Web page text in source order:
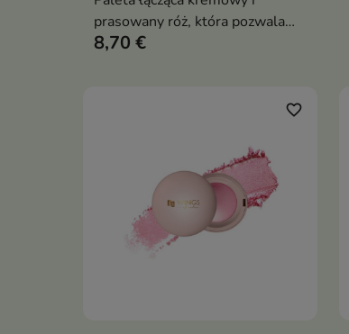
prasowany róż, która pozwala
uzyskać naturalny rumieniec,
8,70 €
favorite_border